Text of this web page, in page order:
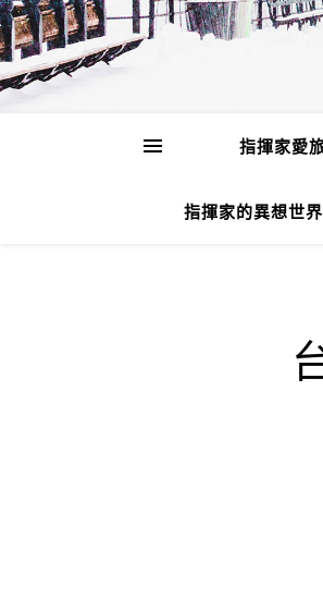
指揮家愛
指揮家的異想世